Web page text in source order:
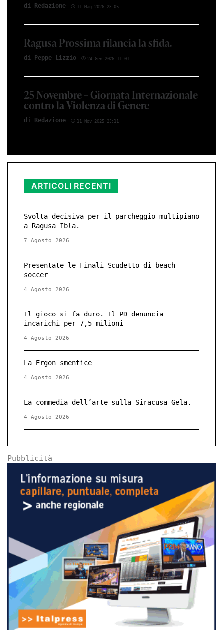
di Red­azio­ne 11 Mag 2026 23:05
Ragusa Prossima rilancia la sfida.
di Peppe Li­z­zio 24 Gen 2026 11:01
25 Novembre – Giornata Internazionale
contro la Violenza di Genere
di Red­azio­ne 11 Nov 2025 23:11
ARTICOLI RECENTI
Svolta decisiva per il parcheggio multipiano
a Ragusa Ibla.
7 Agosto 2026
Presentate le Finali Scudetto di beach
soccer
4 Agosto 2026
Il gioco si fa duro. Il PD denuncia
incarichi per 7,5 milioni
4 Agosto 2026
La Ergon smentice
4 Agosto 2026
La commedia dell’arte sulla Siracusa-Gela.
4 Agosto 2026
Pubblicità